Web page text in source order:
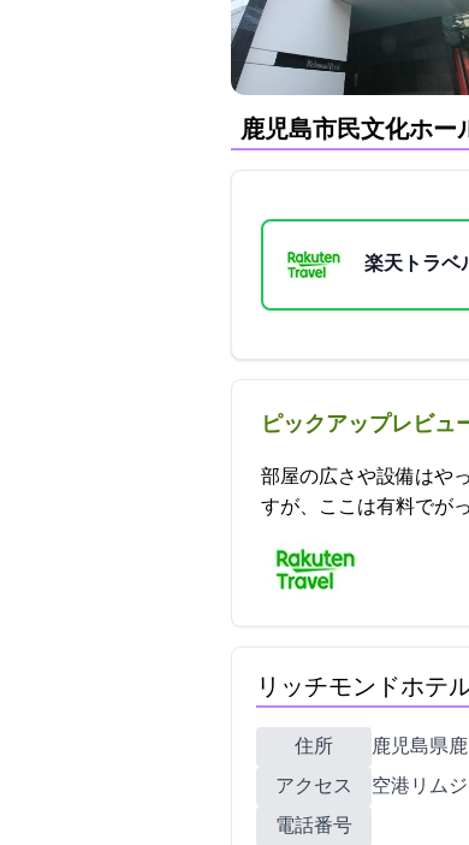
鹿児島市民文化ホー
楽天トラベ
ピックアップレビュ
部屋の広さや設備はや
すが、ここは有料でがっか
リッチモンドホテ
住所
鹿児島県鹿児
アクセス
空港リム
電話番号